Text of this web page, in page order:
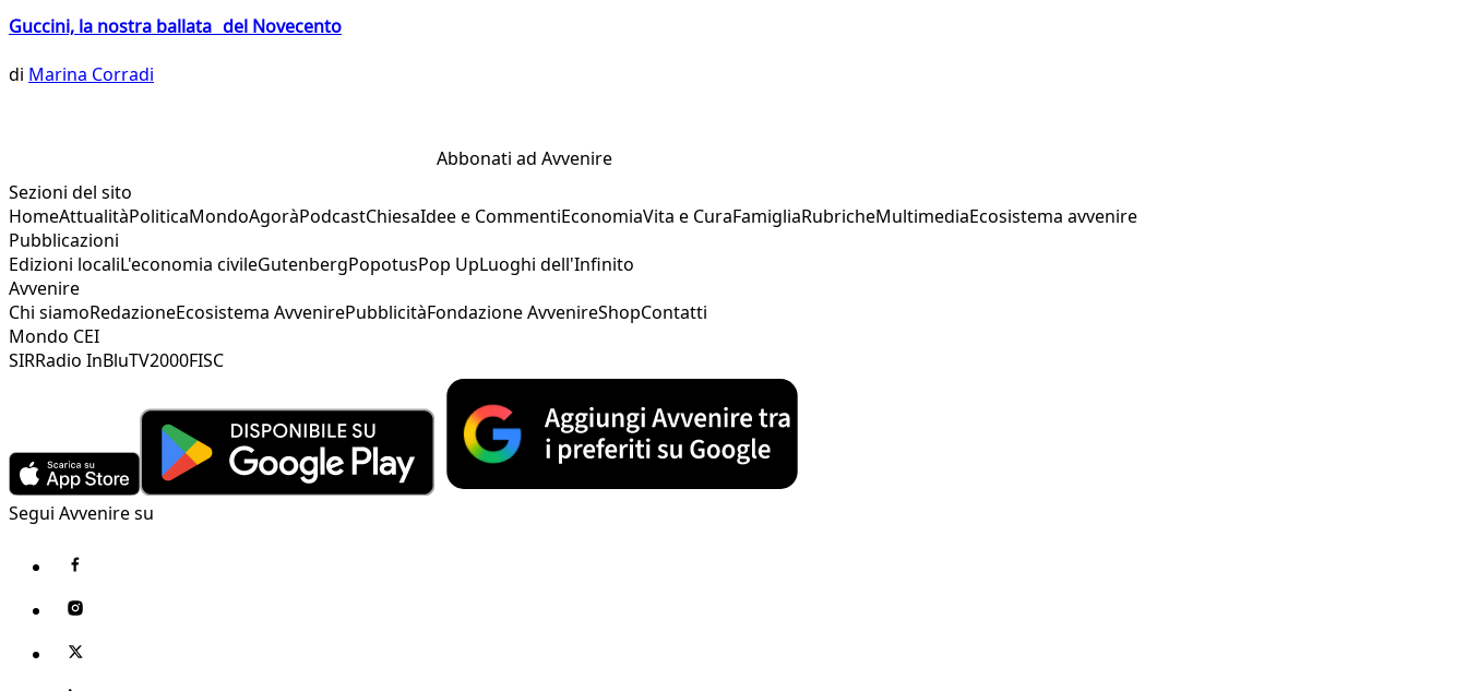
Guccini, la nostra ballata del Novecento
di Marina Corradi
Abbonati ad Avvenire
Sezioni del sito
HomeAttualitàPoliticaMondoAgoràPodcastChiesaIdee e CommentiEconomiaVita e CuraFamigliaRubricheMultimediaEcosistema avvenire
Pubblicazioni
Edizioni localiL'economia civileGutenbergPopotusPop UpLuoghi dell'Infinito
Avvenire
Chi siamoRedazioneEcosistema AvvenirePubblicitàFondazione AvvenireShopContatti
Mondo CEI
SIRRadio InBluTV2000FISC
Segui Avvenire su